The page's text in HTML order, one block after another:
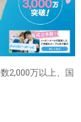
2,000万以上、国